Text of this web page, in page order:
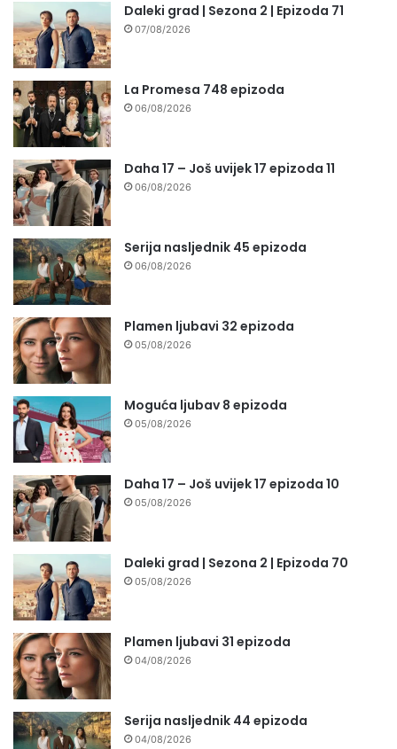
Daleki grad | Sezona 2 | Epizoda 71
07/08/2026
La Promesa 748 epizoda
06/08/2026
Daha 17 – Još uvijek 17 epizoda 11
06/08/2026
Serija nasljednik 45 epizoda
06/08/2026
Plamen ljubavi 32 epizoda
05/08/2026
Moguća ljubav 8 epizoda
05/08/2026
Daha 17 – Još uvijek 17 epizoda 10
05/08/2026
Daleki grad | Sezona 2 | Epizoda 70
05/08/2026
Plamen ljubavi 31 epizoda
04/08/2026
Serija nasljednik 44 epizoda
04/08/2026